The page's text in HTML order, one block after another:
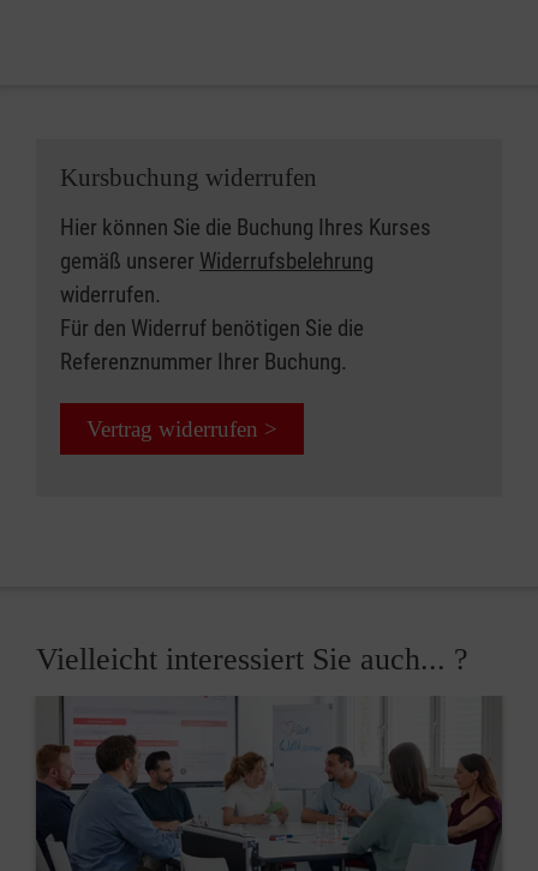
Kursbuchung widerrufen
Hier können Sie die Buchung Ihres Kurses
gemäß unserer Widerrufsbelehrung
widerrufen.
Für den Widerruf benötigen Sie die
Referenznummer Ihrer Buchung.
Vertrag widerrufen >
Vielleicht interessiert Sie auch... ?